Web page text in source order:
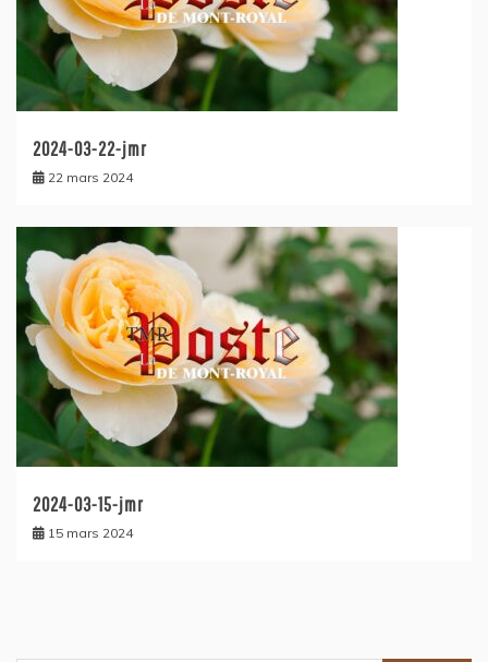
2024-03-22-jmr
22 mars 2024
2024-03-15-jmr
15 mars 2024